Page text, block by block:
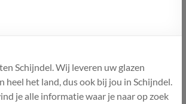
Schijndel. Wij leveren uw glazen
heel het land, dus ook bij jou in Schijndel.
je alle informatie waar je naar op zoek